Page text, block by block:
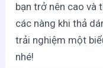
bạn trở nên cao và
các nàng khi thả
trải nghiệm một
nhé!